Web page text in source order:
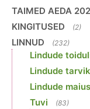
TAIMED AEDA
KINGITUSED (2)
LINNUD (232)
Lindude
Lindude
Lindude
Tuvi (83)